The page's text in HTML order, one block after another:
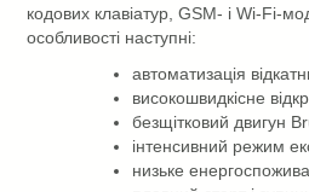
кодових клавіатур, GSM- і Wi-Fi-
особливості наступні:
автоматизація
високошвидкісне
безщітковий двигун
інтенсивний режим
низьке